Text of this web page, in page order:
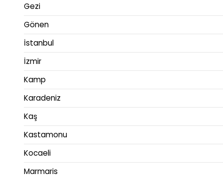
Gezi
Gönen
İstanbul
İzmir
Kamp
Karadeniz
Kaş
Kastamonu
Kocaeli
Marmaris